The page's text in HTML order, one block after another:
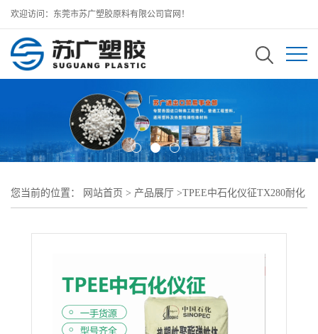
欢迎访问：东莞市苏广塑胶原料有限公司官网！
您当前的位置： 网站首页 > 产品展厅 >TPEE中石化仪征TX280耐化